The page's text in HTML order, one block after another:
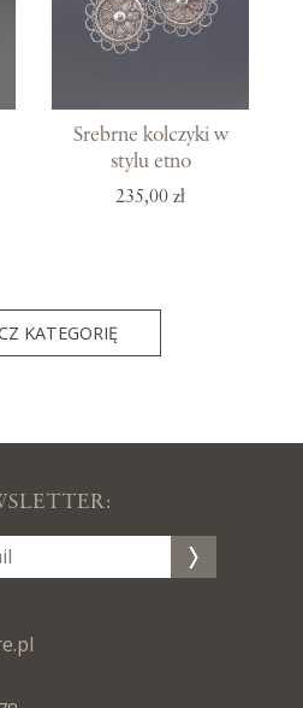
Srebrne kolczyki w
stylu etno
235,00 zł
KATEGORIĘ